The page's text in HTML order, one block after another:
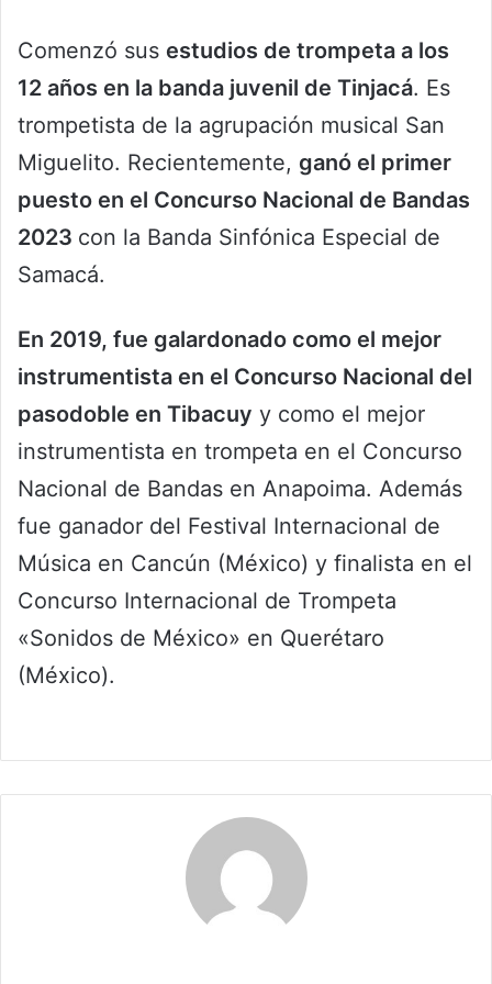
Comenzó sus estudios de trompeta a los
12 años en la banda juvenil de Tinjacá. Es
trompetista de la agrupación musical San
Miguelito. Recientemente, ganó el primer
puesto en el Concurso Nacional de Bandas
2023 con la Banda Sinfónica Especial de
Samacá.
En 2019, fue galardonado como el mejor
instrumentista en el Concurso Nacional del
pasodoble en Tibacuy y como el mejor
instrumentista en trompeta en el Concurso
Nacional de Bandas en Anapoima. Además
fue ganador del Festival Internacional de
Música en Cancún (México) y finalista en el
Concurso Internacional de Trompeta
«Sonidos de México» en Querétaro
(México).